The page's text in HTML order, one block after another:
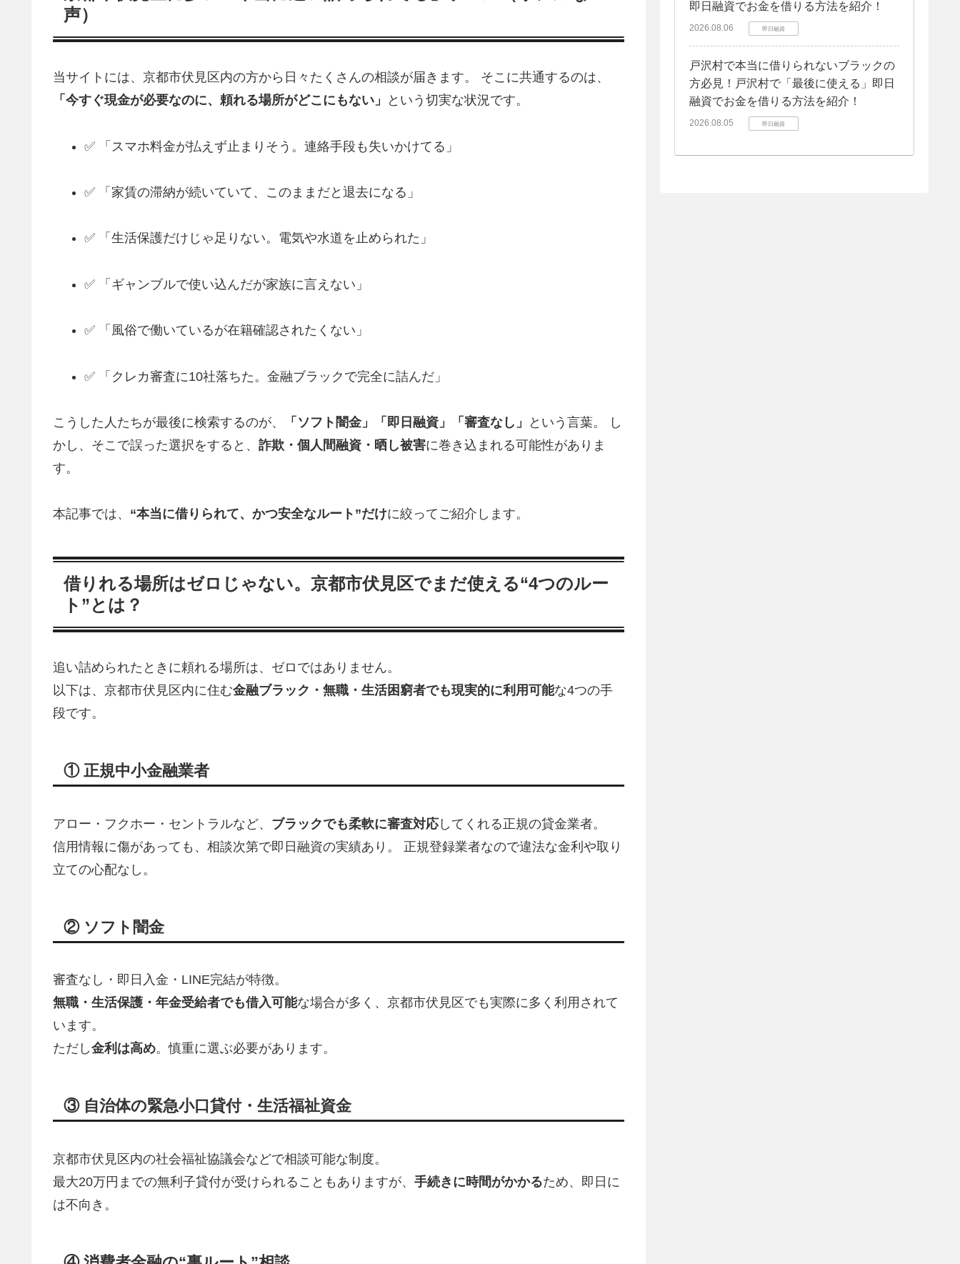
声）
当サイトには、京都市伏見区内の方から日々たくさんの相談が届きます。 そこに共通するのは、
「今すぐ現金が必要なのに、頼れる場所がどこにもない」
という切実な状況です。
✅ 「スマホ料金が払えず止まりそう。連絡手段も失いかけてる」
✅ 「家賃の滞納が続いていて、このままだと退去になる」
✅ 「生活保護だけじゃ足りない。電気や水道を止められた」
✅ 「ギャンブルで使い込んだが家族に言えない」
✅ 「風俗で働いているが在籍確認されたくない」
✅ 「クレカ審査に10社落ちた。金融ブラックで完全に詰んだ」
こうした人たちが最後に検索するのが、 「ソフト闇金」「即日融資」「審査なし」
という言葉。 し
かし、そこで誤った選択をすると、 詐欺・個人間融資・晒し被害に巻き込まれる可能性がありま
す。
本記事では、 “本当に借りられて、かつ安全なルート”だけに絞ってご紹介します。
借りれる場所はゼロじゃない。京都市伏見区でまだ使える“4つのルー
ト”とは？
追い詰められたときに頼れる場所は、ゼロではありません。
以下は、京都市伏見区内に住む金融ブラック・無職・生活困窮者でも現実的に利用可能な4つの手
段です。
① 正規中小金融業者
アロー・フクホー・セントラルなど、 ブラックでも柔軟に審査対応してくれる正規の貸金業者。
信用情報に傷があっても、相談次第で即日融資の実績あり。 正規登録業者なので違法な金利や取り
立ての心配なし。
② ソフト闇金
審査なし・即日入金・LINE完結が特徴。
無職・生活保護・年金受給者でも借入可能な場合が多く、京都市伏見区でも実際に多く利用されて
います。
ただし金利は高め。慎重に選ぶ必要があります。
③ 自治体の緊急小口貸付・生活福祉資金
京都市伏見区内の社会福祉協議会などで相談可能な制度。
最大20万円までの無利子貸付が受けられることもありますが、 手続きに時間がかかるため、即日に
は不向き。
即日融資でお金を借りる方法を紹介！
2026.08.06 即日融資
戸沢村で本当に借りられないブラックの
方必見！戸沢村で「最後に使える」即日
融資でお金を借りる方法を紹介！
2026.08.05 即日融資